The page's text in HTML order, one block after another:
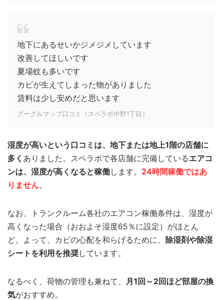
地下にあるせいかジメジメしています
改善してほしいです
夏場蚊も多いです
カビが生えてしまった物がありました
賃料は少し安めだと思います
グーグルマップ口コミ（スペラボ中野1丁目）
湿度が高いという口コミは、地下または地上1階の店舗に
多く ありました。スペラボで各店舗に完備しているエアコ
ンは、湿度が高くなると稼働します。 24時間稼働ではあ
りません。
なお、トランクルーム各社のエアコン稼働条件は、湿度が
高くなった場合（おおよそ湿度65％に設定）がほとん
ど。よって、カビの心配を和らげるために、 除湿剤や除湿
シートを利用を推奨しています。
なるべく、荷物の管理も兼ねて、
月1回～2回ほど部屋の換
気がおすすめ。